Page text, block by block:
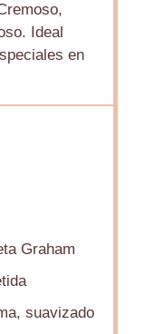
Ideal
en
Graham
suavizado